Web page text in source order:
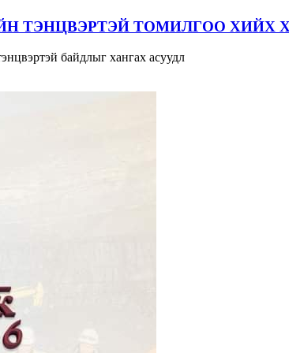
ТЭНЦВЭРТЭЙ ТОМИЛГОО ХИЙХ
байдлыг хангах асуудл